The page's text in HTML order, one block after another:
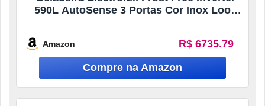
590L AutoSense 3 Portas Cor Inox Look
Amazon R$ 6735.79